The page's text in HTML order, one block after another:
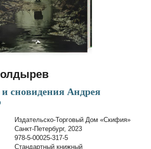
сновидения Андрея
Издательско-Торговый Дом «Скифия»
Санкт-Петербург, 2023
978-5-00025-317-5
Стандартный книжный